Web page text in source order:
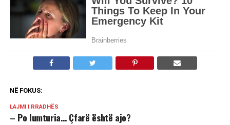
NË FOKUS:
LAJMI I RRADHËS
– Po lumturia… Çfarë është ajo?